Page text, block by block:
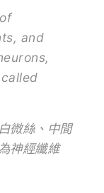
and
微絲、中間
神經纖維